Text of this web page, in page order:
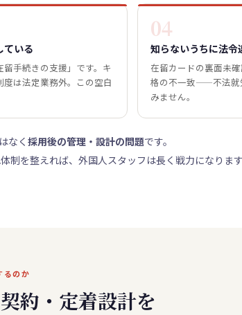
ている
手続きの支援」です。キ
は法定業務外。この空白
04
知らないうちに法令
在留カードの裏面未
格の不一致——不法就
みません。
なく 採用後の管理・設計の問題です。
制を整えれば、外国人スタッフは長く戦力になります
るのか
約・定着設計を